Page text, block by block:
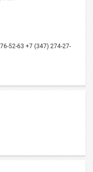
52-63 +7 (347) 274-27-